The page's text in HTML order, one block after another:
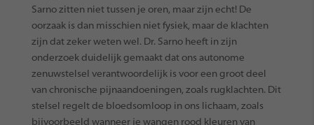
Sarno zitten niet tussen je oren, maar zijn echt! De
oorzaak is dan misschien niet fysiek, maar de klachten
zijn dat zeker weten wel. Dr. Sarno heeft in zijn
onderzoek duidelijk gemaakt dat ons autonome
zenuwstelsel verantwoordelijk is voor een groot deel
van chronische pijnaandoeningen, zoals rugklachten. Dit
stelsel regelt de bloedsomloop in ons lichaam, zoals
bijvoorbeeld wanneer je wangen rood kleuren van